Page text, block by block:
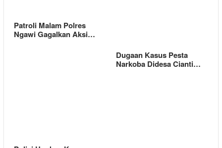
Patroli Malam Polres
Ngawi Gagalkan Aksi…
Dugaan Kasus Pesta
Narkoba Didesa Cianti…